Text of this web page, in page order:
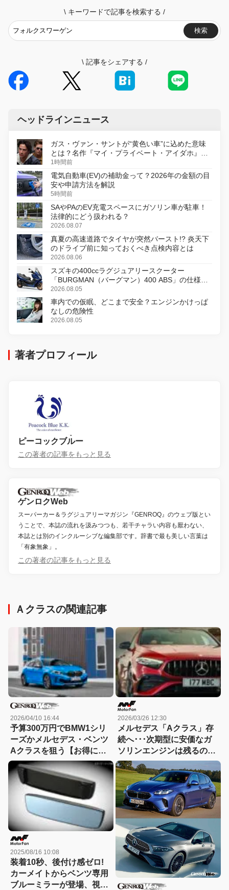
\ キーワードで記事を検索する /
検索
\ 記事をシェアする /
ヘッドラインニュース
ガス・ヴァン・サントが“黄色い車”に込めた意味
とは？名作『マイ・プライベート・アイダホ』が
初のデジタルリマスター版で復活
1時間前
電気自動車(EV)の補助金って？2026年の金額の目
安や申請方法を解説
5時間前
SAやPAのEV充電スペースにガソリン車が駐車！
法律的にどう扱われる？
2026.08.07
真夏の高速道路でタイヤが突然バースト!? 炎天下
のドライブ前に知っておくべき点検内容とは
2026.08.06
スズキの400ccラグジュアリースクーター
「BURGMAN（バーグマン）400 ABS」の仕様を
変更し、8月18日に発売
2026.08.05
車内での仮眠、どこまで安全？エンジンかけっぱ
なしの危険性
2026.08.05
著者プロフィール
ピーコックブルー
この著者の記事をもっと見る
ゲンロクWeb
スーパーカー＆ラグジュアリーマガジン『GENROQ』のウェブ版とい
うことで、本誌の流れを汲みつつも、若干チャラい内容も厭わない、
本誌とは別のインクルーシブな編集部です。辞書で最も美しい言葉は
「有象無象」。
この著者の記事をもっと見る
Ａクラスの関連記事
2026/04/10 16:44
予算300万円でBMW1シリ
ーズかメルセデス・ベンツ
Aクラスを狙う【お得に中
古車を選ぶなら：03】
2026/03/26 12:30
メルセデス「Aクラス」存
続へ･･･次期型に安価なガ
ソリンエンジンは残るの
か!?
2025/08/16 10:08
装着10秒、後付け感ゼロ!
カーメイトからベンツ専用
ブルーミラーが登場、視界